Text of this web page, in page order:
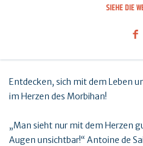
SIEHE DIE
Entdecken, sich mit dem Leben
im Herzen des Morbihan!
„Man sieht nur mit dem Herzen
Augen unsichtbar!“ Antoine de